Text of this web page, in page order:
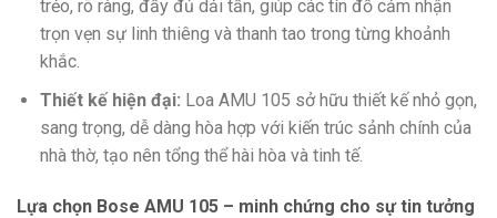
trẻo, rõ ràng, đầy đủ dải tần, giúp các tín đồ cảm nhận
trọn vẹn sự linh thiêng và thanh tao trong từng khoảnh
khắc.
Thiết kế hiện đại: Loa AMU 105 sở hữu thiết kế nhỏ gọn,
sang trọng, dễ dàng hòa hợp với kiến trúc sảnh chính của
nhà thờ, tạo nên tổng thể hài hòa và tinh tế.
Lựa chọn Bose AMU 105 – minh chứng cho sự tin tưởng